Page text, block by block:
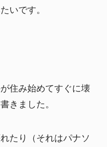
いです。
住み始めてすぐに壊
きました。
たり（それはパナソ